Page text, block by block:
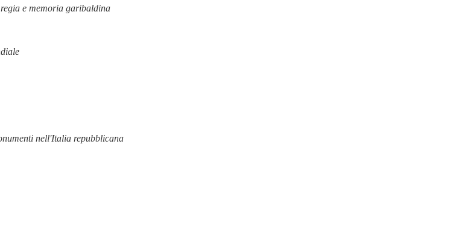
e memoria garibaldina
nell'Italia repubblicana